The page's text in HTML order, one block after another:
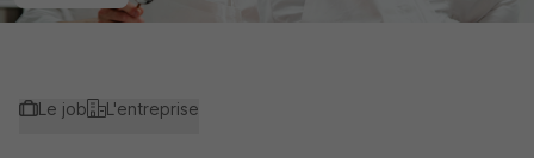
Le job L'entreprise